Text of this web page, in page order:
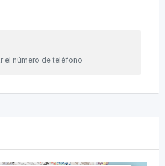
el número de teléfono